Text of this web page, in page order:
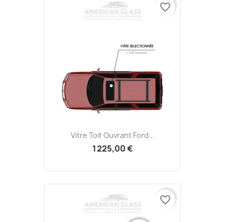
Vitre Toit Ouvrant Ford...
1 225,00 €
favorite_border
favorite_border